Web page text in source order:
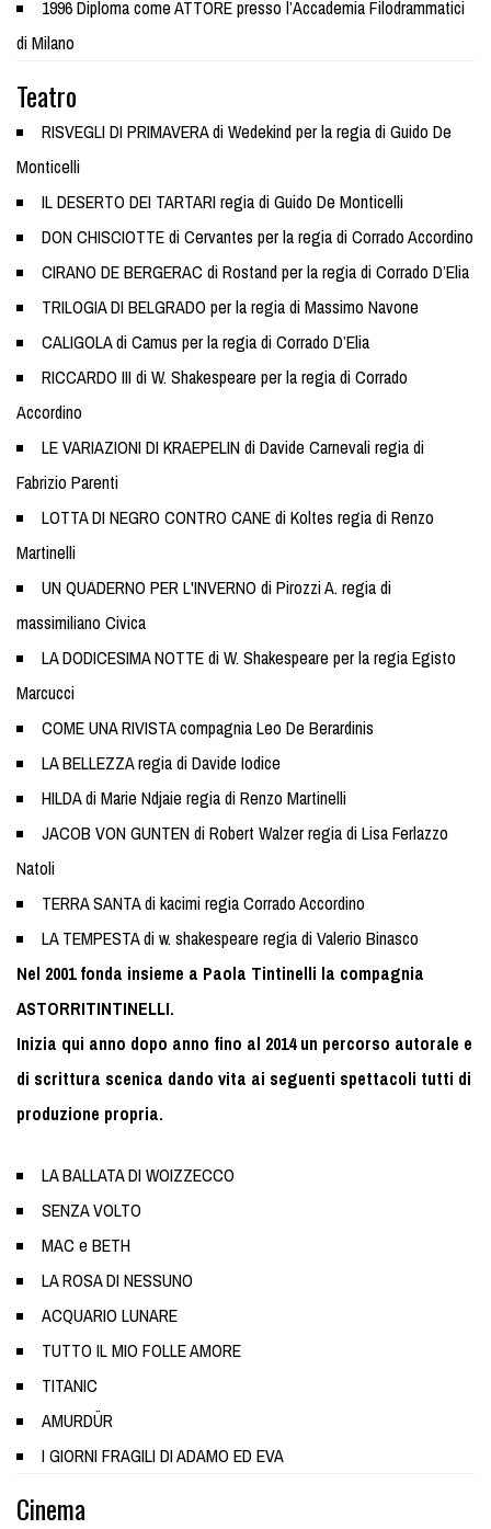
1996 Diploma come ATTORE presso l’Accademia Filodrammatici
di Milano
Teatro
RISVEGLI DI PRIMAVERA di Wedekind per la regia di Guido De
Monticelli
IL DESERTO DEI TARTARI regia di Guido De Monticelli
DON CHISCIOTTE di Cervantes per la regia di Corrado Accordino
CIRANO DE BERGERAC di Rostand per la regia di Corrado D’Elia
TRILOGIA DI BELGRADO per la regia di Massimo Navone
CALIGOLA di Camus per la regia di Corrado D’Elia
RICCARDO III di W. Shakespeare per la regia di Corrado
Accordino
LE VARIAZIONI DI KRAEPELIN di Davide Carnevali regia di
Fabrizio Parenti
LOTTA DI NEGRO CONTRO CANE di Koltes regia di Renzo
Martinelli
UN QUADERNO PER L'INVERNO di Pirozzi A. regia di
massimiliano Civica
LA DODICESIMA NOTTE di W. Shakespeare per la regia Egisto
Marcucci
COME UNA RIVISTA compagnia Leo De Berardinis
LA BELLEZZA regia di Davide Iodice
HILDA di Marie Ndjaie regia di Renzo Martinelli
JACOB VON GUNTEN di Robert Walzer regia di Lisa Ferlazzo
Natoli
TERRA SANTA di kacimi regia Corrado Accordino
LA TEMPESTA di w. shakespeare regia di Valerio Binasco
Nel 2001 fonda insieme a Paola Tintinelli la compagnia
ASTORRITINTINELLI.
Inizia qui anno dopo anno fino al 2014 un percorso autorale e
di scrittura scenica dando vita ai seguenti spettacoli tutti di
produzione propria.
LA BALLATA DI WOIZZECCO
SENZA VOLTO
MAC e BETH
LA ROSA DI NESSUNO
ACQUARIO LUNARE
TUTTO IL MIO FOLLE AMORE
TITANIC
AMURDÜR
I GIORNI FRAGILI DI ADAMO ED EVA
Cinema